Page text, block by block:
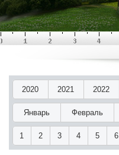
2020 2021 2022
Январь Февраль
1 2 3 4 5 6